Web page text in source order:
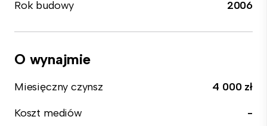
Rok budowy
2006
O wynajmie
Miesięczny czynsz
4 000 zł
Koszt mediów
-